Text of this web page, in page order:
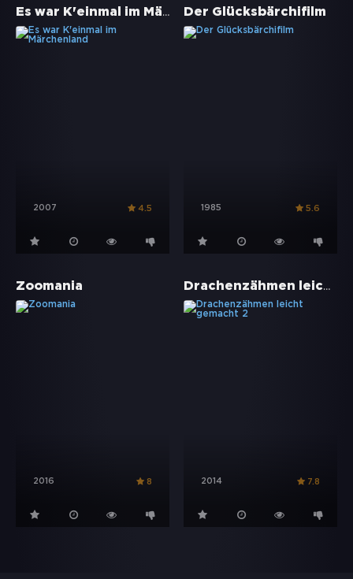
Es war K'einmal im Märchenland
2007 4.5
Der Glücksbärchifilm
1985 5.6
Zoomania
2016 8
Drachenzähmen leicht gemacht 2
2014 7.8